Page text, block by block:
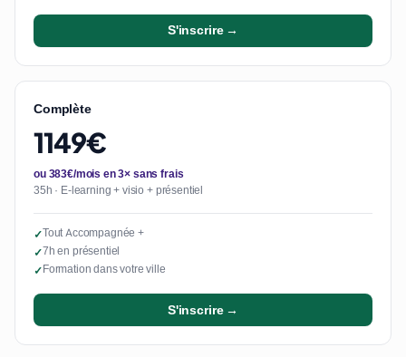
S'inscrire →
Complète
1149€
ou 383€/mois en 3× sans frais
35h · E-learning + visio + présentiel
✓Tout Accompagnée +
✓7h en présentiel
✓Formation dans votre ville
S'inscrire →